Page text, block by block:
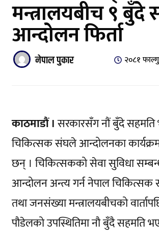
मन्त्रालयबीच ९ बुँदे
आन्दोलन फिर्ता
नेपाल पुकार २०८१
काठमाडौं ।सरकारसँग नौं बुँदे सहमति
चिकित्सक संघले आन्दोलनका कार्यक्रम
छन् । चिकित्सकको सेवा सुविधा
आन्दोलन अन्त्य गर्न नेपाल चिकित्सक
तथा जनसंख्या मन्त्रालयबीचको
पौडेलको उपस्थितिमा नौ बुँदै सहमति